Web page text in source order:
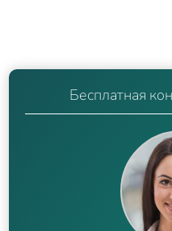
Бесплатная